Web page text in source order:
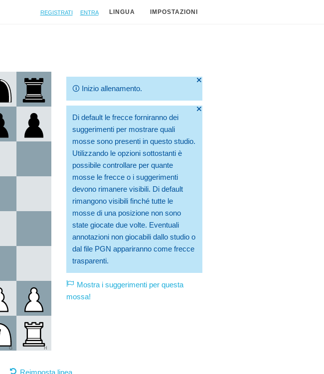
Registrati Entra LINGUA IMPOSTAZIONI
G H
🞫
🛈 Inizio allenamento.
🞫
Di default le frecce forniranno dei
suggerimenti per mostrare quali
mosse sono presenti in questo studio.
Utilizzando le opzioni sottostanti è
possibile controllare per quante
mosse le frecce o i suggerimenti
devono rimanere visibili. Di default
rimangono visibili finché tutte le
mosse di una posizione non sono
state giocate due volte. Eventuali
annotazioni non giocabili dallo studio o
dal file PGN appariranno come frecce
trasparenti.
Mostra i suggerimenti per questa
mossa!
Reimposta linea